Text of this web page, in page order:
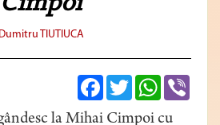
Dumitru TIUTIUCA
FacebookTwitterWhatsApp
la Mihai Cimpoi cu